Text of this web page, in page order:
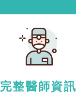
完整醫師資訊